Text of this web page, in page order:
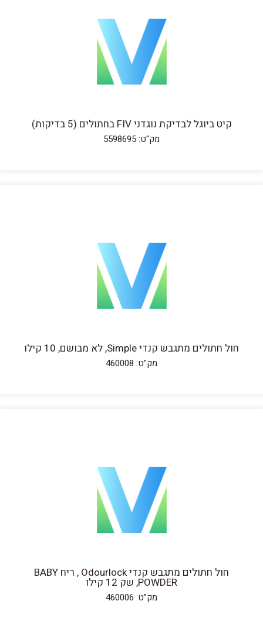
קיט ביוגל לבדיקת נוגדני FIV בחתולים (5 בדיקות)
מק"ט: 5598695
חול חתולים מתגבש קנדי Simple, לא מבושם, 10 קילו
מק"ט: 460008
חול חתולים מתגבש קנדי Odourlock , ריח BABY
POWDER, שק 12 קילו
מק"ט: 460006